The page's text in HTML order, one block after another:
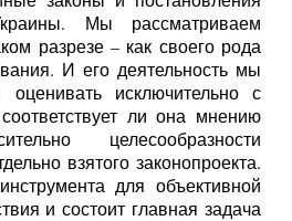
Мы рассматриваем
разрезе – как своего рода
И его деятельность мы
исключительно с
ли она мнению
целесообразности
взятого законопроекта.
для объективной
и состоит главная задача